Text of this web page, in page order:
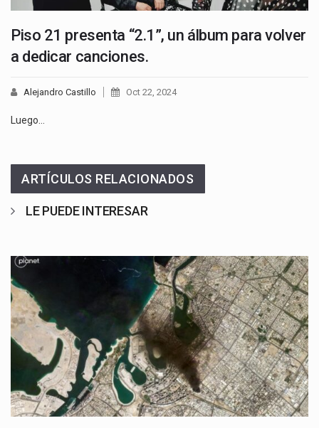
Piso 21 presenta “2.1”, un álbum para volver
a dedicar canciones.
Alejandro Castillo Oct 22, 2024
Luego…
ARTÍCULOS RELACIONADOS
LE PUEDE INTERESAR